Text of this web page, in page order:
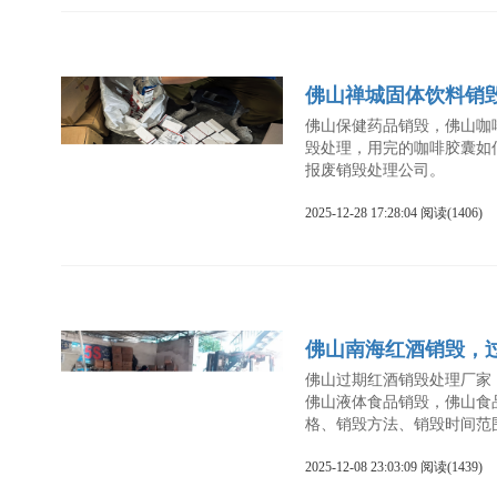
佛山禅城固体饮料销
佛山保健药品销毁，佛山
毁处理，用完的咖啡胶囊
报废销毁处理公司。
2025-12-28 17:28:04 阅读(1406)
佛山南海红酒销毁，
佛山过期红酒销毁处理厂
佛山液体食品销毁，佛山
格、销毁方法、销毁时间范
2025-12-08 23:03:09 阅读(1439)